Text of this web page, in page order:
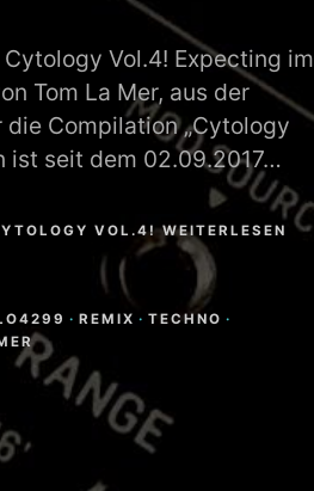
Vol.4! Expecting im
Tom La Mer, aus der
Compilation „Cytology
ist seit dem 02.09.2017…
VOL.4! WEITERLESEN
· REMIX · TECHNO ·